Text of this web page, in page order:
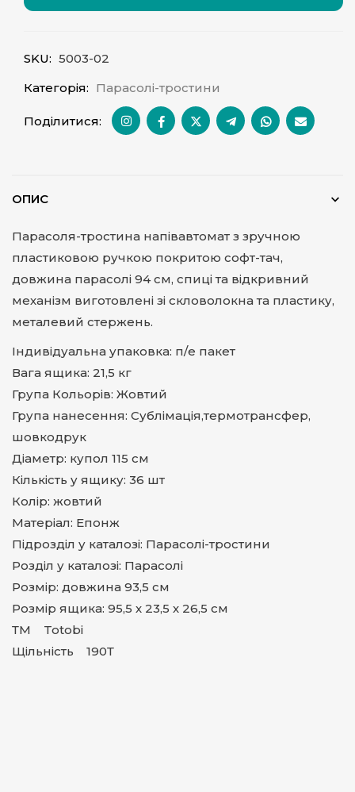
SKU: 5003-02
Категорія: Парасолі-тростини
Поділитися:
ОПИС
Парасоля-тростина напівавтомат з зручною
пластиковою ручкою покритою софт-тач,
довжина парасолі 94 см, спиці та відкривний
механізм виготовлені зі скловолокна та пластику,
металевий стержень.
Індивідуальна упаковка: п/е пакет
Вага ящика: 21,5 кг
Група Кольорів: Жовтий
Група нанесення: Сублімація,термотрансфер,
шовкодрук
Діаметр: купол 115 см
Кількість у ящику: 36 шт
Колір: жовтий
Матеріал: Епонж
Підрозділ у каталозі: Парасолі-тростини
Розділ у каталозі: Парасолі
Розмір: довжина 93,5 см
Розмір ящика: 95,5 х 23,5 х 26,5 см
ТМ Totobi
Щільність 190Т